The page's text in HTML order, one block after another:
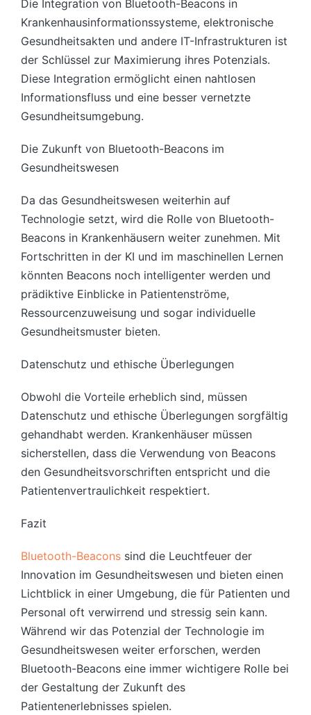
Die Integration von Bluetooth-Beacons in
Krankenhausinformationssysteme, elektronische
Gesundheitsakten und andere IT-Infrastrukturen ist
der Schlüssel zur Maximierung ihres Potenzials.
Diese Integration ermöglicht einen nahtlosen
Informationsfluss und eine besser vernetzte
Gesundheitsumgebung.
Die Zukunft von Bluetooth-Beacons im
Gesundheitswesen
Da das Gesundheitswesen weiterhin auf
Technologie setzt, wird die Rolle von Bluetooth-
Beacons in Krankenhäusern weiter zunehmen. Mit
Fortschritten in der KI und im maschinellen Lernen
könnten Beacons noch intelligenter werden und
prädiktive Einblicke in Patientenströme,
Ressourcenzuweisung und sogar individuelle
Gesundheitsmuster bieten.
Datenschutz und ethische Überlegungen
Obwohl die Vorteile erheblich sind, müssen
Datenschutz und ethische Überlegungen sorgfältig
gehandhabt werden. Krankenhäuser müssen
sicherstellen, dass die Verwendung von Beacons
den Gesundheitsvorschriften entspricht und die
Patientenvertraulichkeit respektiert.
Fazit
Bluetooth-Beacons sind die Leuchtfeuer der
Innovation im Gesundheitswesen und bieten einen
Lichtblick in einer Umgebung, die für Patienten und
Personal oft verwirrend und stressig sein kann.
Während wir das Potenzial der Technologie im
Gesundheitswesen weiter erforschen, werden
Bluetooth-Beacons eine immer wichtigere Rolle bei
der Gestaltung der Zukunft des
Patientenerlebnisses spielen.